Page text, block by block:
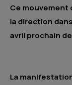
Ce
la direction
avril prochain
La